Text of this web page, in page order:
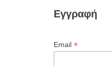
Εγγραφή
Email *